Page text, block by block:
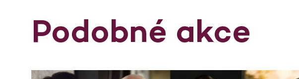
Podobné akce